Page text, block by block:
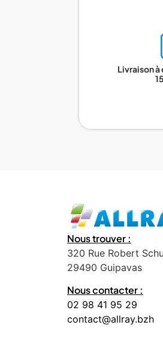
Livraison
Nous trouver :
320 Rue Robert
29490 Guipavas
Nous contacter :
02 98 41 95 29
contact@allray.bzh